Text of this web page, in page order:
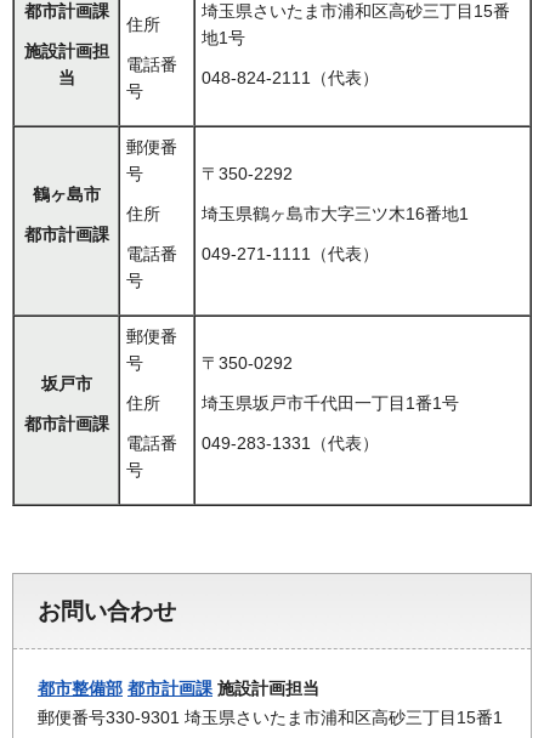
都市計画課
施設計画担
当
住所
電話番
号
埼玉県さいたま市浦和区高砂三丁目15番
地1号
048-824-2111（代表）
鶴ヶ島市
都市計画課
郵便番
号
住所
電話番
号
〒350-2292
埼玉県鶴ヶ島市大字三ツ木16番地1
049-271-1111（代表）
坂戸市
都市計画課
郵便番
号
住所
電話番
号
〒350-0292
埼玉県坂戸市千代田一丁目1番1号
049-283-1331（代表）
お問い合わせ
都市整備部 都市計画課 施設計画担当
郵便番号330-9301 埼玉県さいたま市浦和区高砂三丁目15番1